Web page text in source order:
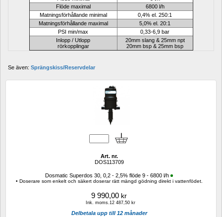
Flöde maximal
6800 l/h
Matningsförhållande minimal
0,4% el. 250:1
Matningsförhållande maximal
5,0% el. 20:1
PSI min/max
0,33-6,9 bar
Inlopp / Utlopp
rörkopplingar
20mm slang & 25mm npt
20mm bsp & 25mm bsp
Se även: Sprängskiss/Reservdelar
Art. nr.
DOS113709
Dosmatic Superdos 30, 0,2 - 2,5% flöde 9 - 6800 l/h
• Doserare som enkelt och säkert doserar rätt mängd gödning direkt i vattenfödet.
9 990,00 kr
Ink. moms.12 487,50 kr
Delbetala upp till 12 månader